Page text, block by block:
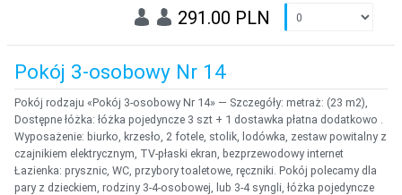
291.00 PLN
Pokój 3-osobowy Nr 14
Pokój rodzaju «Pokój 3-osobowy Nr 14» — Szczegóły: metraż: (23 m2),
Dostępne łóżka: łóżka pojedyncze 3 szt + 1 dostawka płatna dodatkowo .
Wyposażenie: biurko, krzesło, 2 fotele, stolik, lodówka, zestaw powitalny z
czajnikiem elektrycznym, TV-płaski ekran, bezprzewodowy internet
Łazienka: prysznic, WC, przybory toaletowe, ręczniki. Pokój polecamy dla
pary z dzieckiem, rodziny 3-4-osobowej, lub 3-4 syngli, łóżka pojedyncze